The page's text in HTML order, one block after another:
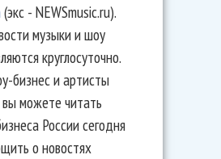
(экс - NEWSmusic.ru).
музыки и шоу
круглосуточно.
бизнес и артисты
можете читать
России сегодня
о новостях